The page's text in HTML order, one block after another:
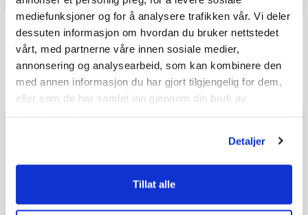
mediefunksjoner og for å analysere trafikken vår. Vi deler
dessuten informasjon om hvordan du bruker nettstedet
vårt, med partnerne våre innen sosiale medier,
annonsering og analysearbeid, som kan kombinere den
med annen informasjon du har gjort tilgjengelig for dem,
eller som de har samlet inn gjennom din bruk av
Detaljer
Tillat alle
Q & A
Send spørsmålet ditt